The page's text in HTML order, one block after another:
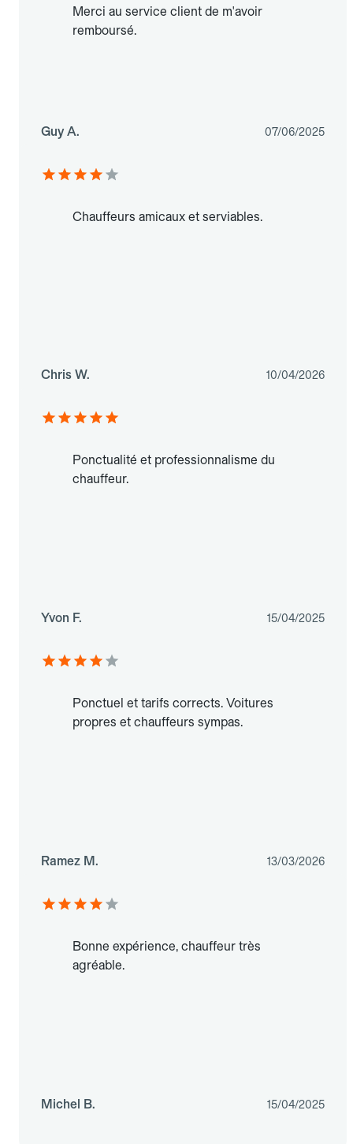
Merci au service client de m'avoir
remboursé.
Guy A. 07/06/2025
Chauffeurs amicaux et serviables.
Chris W. 10/04/2026
Ponctualité et professionnalisme du
chauffeur.
Yvon F. 15/04/2025
Ponctuel et tarifs corrects. Voitures
propres et chauffeurs sympas.
Ramez M. 13/03/2026
Bonne expérience, chauffeur très
agréable.
Michel B. 15/04/2025